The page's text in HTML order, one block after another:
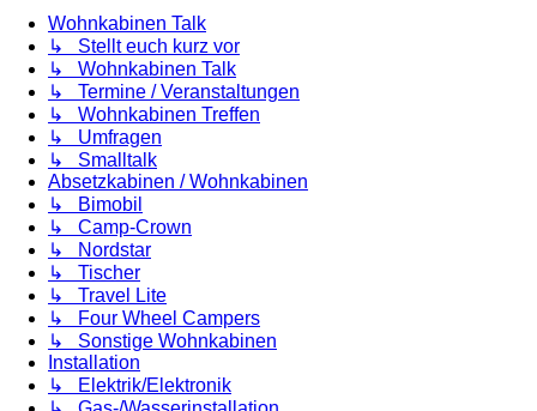
Wohnkabinen Talk
↳ Stellt euch kurz vor
↳ Wohnkabinen Talk
↳ Termine / Veranstaltungen
↳ Wohnkabinen Treffen
↳ Umfragen
↳ Smalltalk
Absetzkabinen / Wohnkabinen
↳ Bimobil
↳ Camp-Crown
↳ Nordstar
↳ Tischer
↳ Travel Lite
↳ Four Wheel Campers
↳ Sonstige Wohnkabinen
Installation
↳ Elektrik/Elektronik